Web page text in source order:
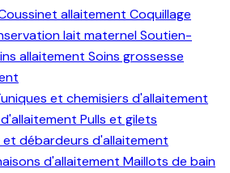
allaitement Coquillage
lait maternelSoutien-
allaitement Soins grossesse
et chemisiers d'allaitement
Pulls et gilets
débardeurs d'allaitement
d'allaitement Maillots de bain